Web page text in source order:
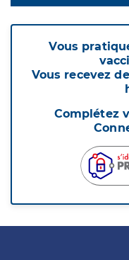
Vous
Vous recevez
Complétez